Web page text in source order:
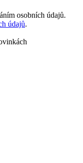
osobních údajů.
údajů.